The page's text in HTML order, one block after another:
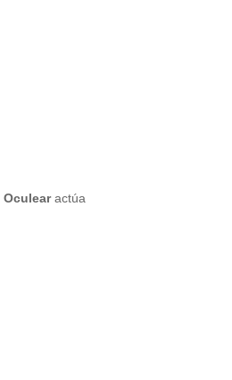
Oculearactúa